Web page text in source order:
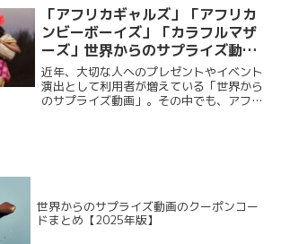
オリジナル動画を制作してくれるサービス
です。アフ...
「アフリカギャルズ」「アフリカ
ンビーボーイズ」「カラフルマザ
ーズ」世界からのサプライズ動画
で大人気のグループ特集
近年、大切な人へのプレゼントやイベント
演出として利用者が増えている「世界から
のサプライズ動画」。その中でも、アフリ
世界からのサプライズ動画のクーポンコー
ドまとめ【2025年版】